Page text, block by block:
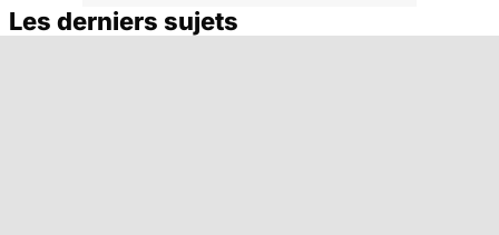
Les derniers sujets